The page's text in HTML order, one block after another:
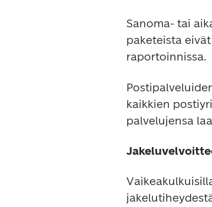
Sanoma- tai
paketeista
raportoinnissa.
kaikkien
palvelujensa